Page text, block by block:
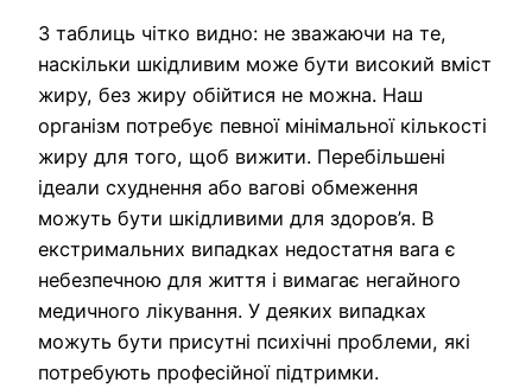
З таблиць чітко видно: не зважаючи на те,
наскільки шкідливим може бути високий вміст
жиру, без жиру обійтися не можна. Наш
організм потребує певної мінімальної кількості
жиру для того, щоб вижити. Перебільшені
ідеали схуднення або вагові обмеження
можуть бути шкідливими для здоров’я. В
екстримальних випадках недостатня вага є
небезпечною для життя і вимагає негайного
медичного лікування. У деяких випадках
можуть бути присутні психічні проблеми, які
потребують професійної підтримки.